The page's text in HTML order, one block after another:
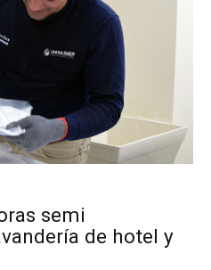
semi
de hotel y